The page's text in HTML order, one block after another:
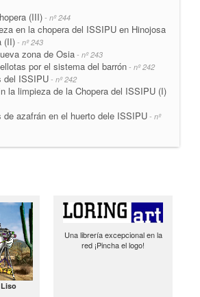
(III) - nº 244
en la chopera del ISSIPU en Hinojosa
(II)- nº 243
zona de Osia - nº 243
por el sistema del barrón - nº 242
del ISSIPU- nº 242
la limpieza de la Chopera del ISSIPU (I)
de azafrán en el huerto dele ISSIPU - nº
Una librería excepcional en la
red ¡Pincha el logo!